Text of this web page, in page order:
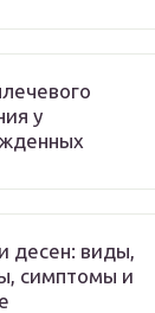
у
десен: виды,
симптомы и